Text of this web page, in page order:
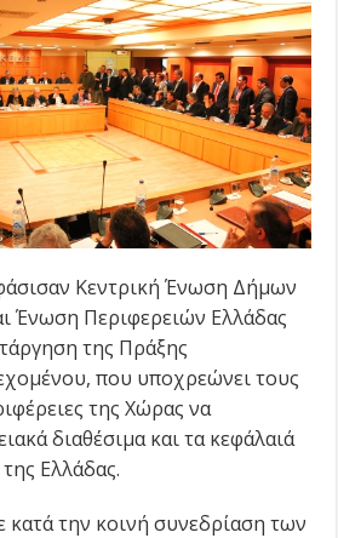
Κεντρική Ένωση Δήμων
Ένωση Περιφερειών Ελλάδας
της Πράξης
που υποχρεώνει τους
της Χώρας να
διαθέσιμα και τα κεφάλαιά
Ελλάδας.
κατά την κοινή συνεδρίαση των